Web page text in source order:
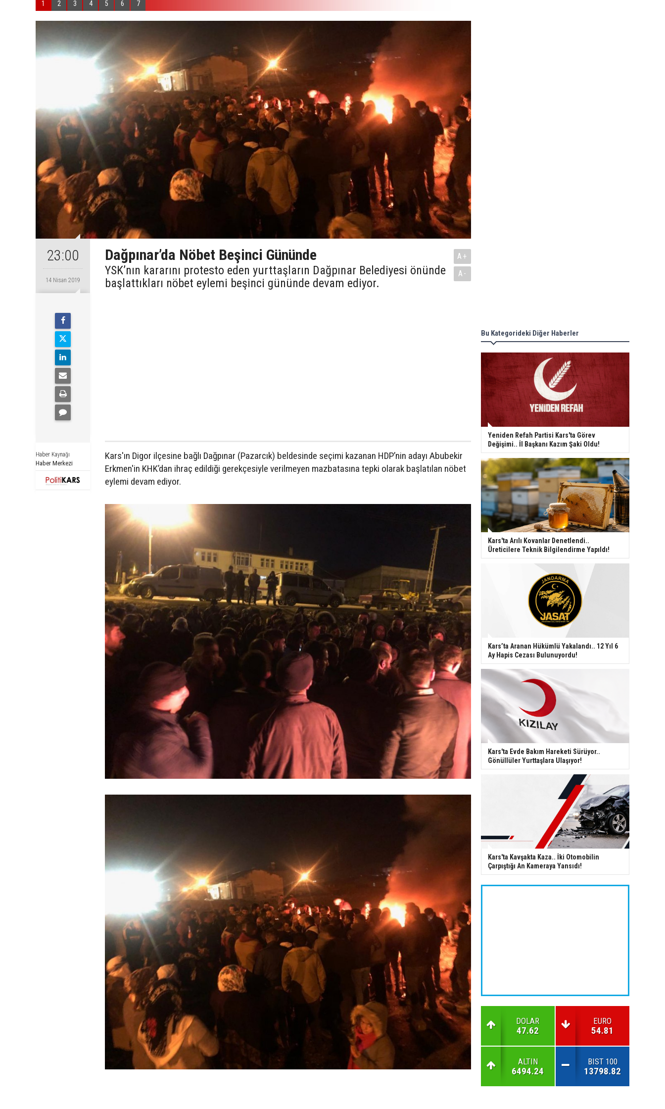
1 2 3 4 5 6 7
23:00
14 Nisan 2019
Haber Kaynağı
Haber Merkezi
Dağpınar’da Nöbet Beşinci Gününde
YSK’nın kararını protesto eden yurttaşların Dağpınar Belediyesi önünde
başlattıkları nöbet eylemi beşinci gününde devam ediyor.
A+
A-
Kars'ın Digor ilçesine bağlı Dağpınar (Pazarcık) beldesinde seçimi kazanan HDP’nin adayı Abubekir
Erkmen'in KHK’dan ihraç edildiği gerekçesiyle verilmeyen mazbatasına tepki olarak başlatılan nöbet
eylemi devam ediyor.
Bu Kategorideki Diğer Haberler
Yeniden Refah Partisi Kars'ta Görev
Değişimi.. İl Başkanı Kazım Şaki Oldu!
Kars'ta Arılı Kovanlar Denetlendi..
Üreticilere Teknik Bilgilendirme Yapıldı!
Kars’ta Aranan Hükümlü Yakalandı.. 12 Yıl 6
Ay Hapis Cezası Bulunuyordu!
Kars'ta Evde Bakım Hareketi Sürüyor..
Gönüllüler Yurttaşlara Ulaşıyor!
Kars'ta Kavşakta Kaza.. İki Otomobilin
Çarpıştığı An Kameraya Yansıdı!
DOLAR
47.62
EURO
54.81
ALTIN
6494.24
BIST 100
13798.82